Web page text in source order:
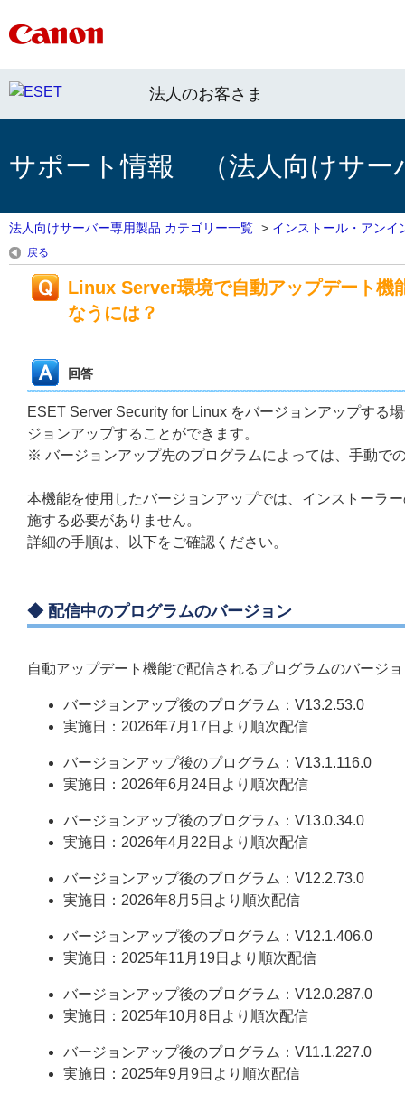
法人のお客さま
サポート情報 （法人向けサー
法人向けサーバー専用製品 カテゴリー一覧 > インストール・アンイ
戻る
Linux Server環境で自動アップデート機
なうには？
回答
ESET Server Security for Linux をバージョンアップする
ジョンアップすることができます。
※ バージョンアップ先のプログラムによっては、手動で
本機能を使用したバージョンアップでは、インストーラ
施する必要がありません。
詳細の手順は、以下をご確認ください。
◆ 配信中のプログラムのバージョン
自動アップデート機能で配信されるプログラムのバージ
バージョンアップ後のプログラム：V13.2.53.0
実施日：2026年7月17日より順次配信
バージョンアップ後のプログラム：V13.1.116.0
実施日：2026年6月24日より順次配信
バージョンアップ後のプログラム：V13.0.34.0
実施日：2026年4月22日より順次配信
バージョンアップ後のプログラム：V12.2.73.0
実施日：2026年8月5日より順次配信
バージョンアップ後のプログラム：V12.1.406.0
実施日：2025年11月19日より順次配信
バージョンアップ後のプログラム：V12.0.287.0
実施日：2025年10月8日より順次配信
バージョンアップ後のプログラム：V11.1.227.0
実施日：2025年9月9日より順次配信